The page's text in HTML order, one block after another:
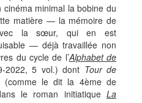
minimal la bobine du
matière — la mémoire de
avec la sœur, qui en est
— déjà travaillée non
du cycle de l’Alphabet de
2022, 5 vol.) dont Tour de
le dit la 4ème de
le roman initiatique La